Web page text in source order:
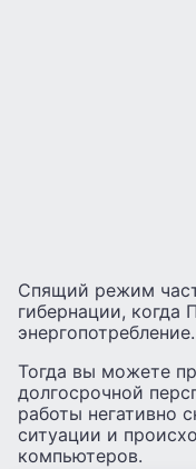
Спящий режим
гибернации, когда
энергопотребление.
Тогда вы можете
долгосрочной
работы негативно
ситуации и
компьютеров.